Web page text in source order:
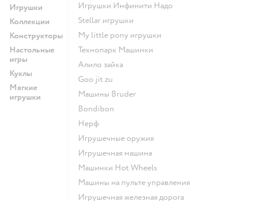
Игрушки
Коллекции
Конструкторы
Настольные
игры
Куклы
Мягкие
игрушки
Игрушки Инфинити Надо
Stellar игрушки
my little pony игрушки
Технопарк Машинки
Алило зайка
Goo jit zu
Машины Bruder
Bondibon
Нерф
Игрушечные оружия
Игрушечная машина
Машинки Hot Wheels
Машины на пульте управления
Игрушечная железная дорога